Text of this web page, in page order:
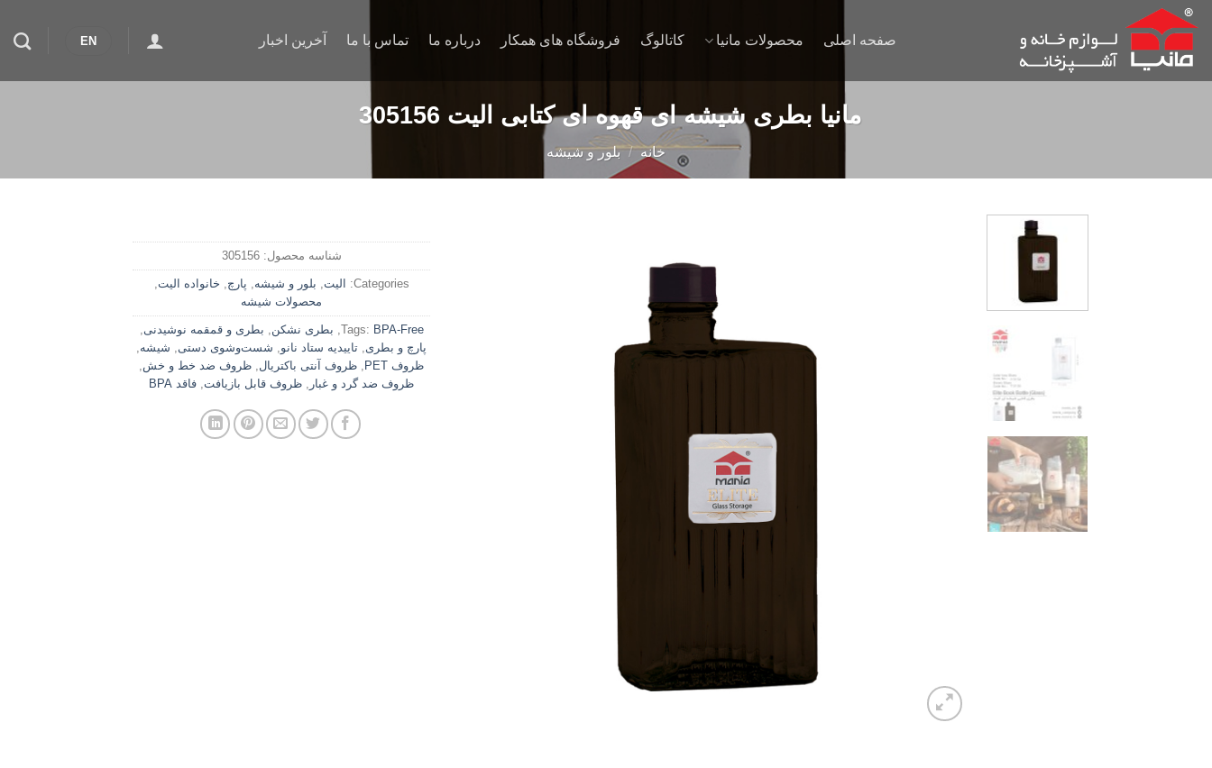
Skip
content
صفحه اصلی محصولات مانیا کاتالوگ فروشگاه های همکار درباره ما تماس با ما آخرین اخبار EN
مانیا بطری شیشه ای قهوه ای کتابی الیت 305156
خانه / بلور و شیشه
شناسه محصول:305156
Categories: الیت, بلور و شیشه, پارچ, خانواده الیت,
محصولات شیشه
Tags: BPA-Free
, بطری نشکن, بطری و قمقمه نوشیدنی,
پارچ و بطری, تاییدیه ستاد نانو, شست‌وشوی دستی, شیشه,
ظروف PET
, ظروف آنتی باکتریال, ظروف ضد خط و خش,
ظروف ضد گرد و غبار , ظروف قابل بازیافت, فاقد BPA